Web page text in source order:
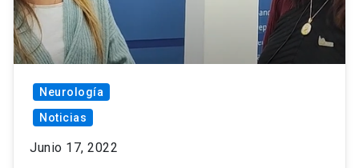
Neurología
Noticias
Junio 17, 2022